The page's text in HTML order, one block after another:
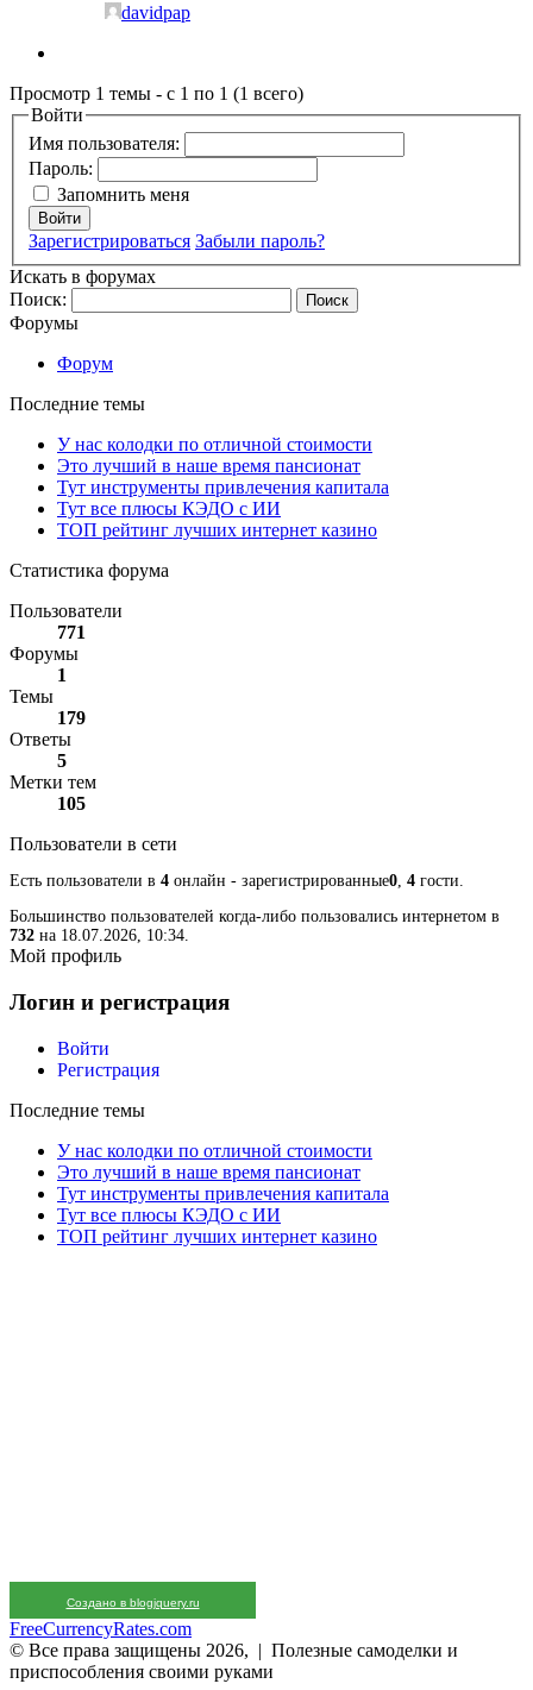
davidpap
Просмотр 1 темы - с 1 по 1 (1 всего)
Войти
Имя пользователя:
Пароль:
Запомнить меня
Войти
Зарегистрироваться Забыли пароль?
Искать в форумах
Поиск:
Форумы
Форум
Последние темы
У нас колодки по отличной стоимости
Это лучший в наше время пансионат
Тут инструменты привлечения капитала
Тут все плюсы КЭДО с ИИ
ТОП рейтинг лучших интернет казино
Статистика форума
Пользователи
771
Форумы
1
Темы
179
Ответы
5
Метки тем
105
Пользователи в сети
Есть пользователи в 4 онлайн - зарегистрированные0, 4 гости.
Большинство пользователей когда-либо пользовались интернетом в
732 на 18.07.2026, 10:34.
Мой профиль
Логин и регистрация
Войти
Регистрация
Последние темы
У нас колодки по отличной стоимости
Это лучший в наше время пансионат
Тут инструменты привлечения капитала
Тут все плюсы КЭДО с ИИ
ТОП рейтинг лучших интернет казино
Создано в blogjquery.ru
FreeCurrencyRates.com
© Все права защищены 2026, | Полезные самоделки и
приспособления своими руками